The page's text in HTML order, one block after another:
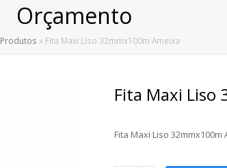
Orçamento
Produtos » Fita Maxi Liso 32mmx100m Ameixa
Fita Maxi Liso
Fita Maxi Liso 32mmx100m